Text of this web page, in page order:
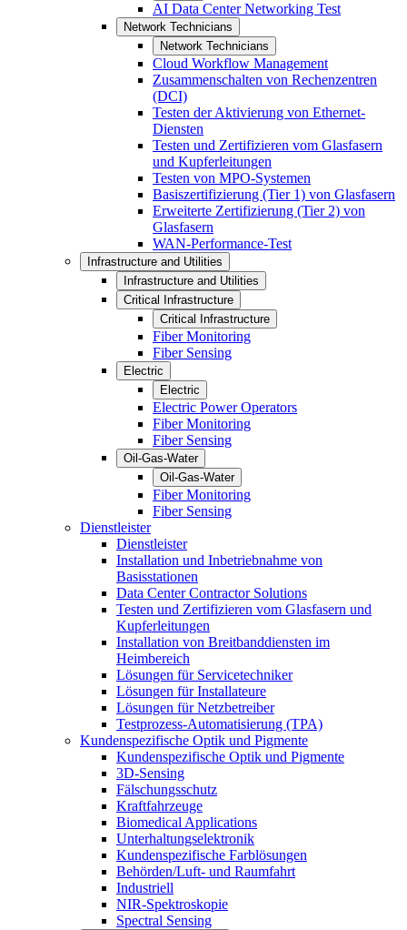
AI Data Center Networking Test
Network Technicians
Network Technicians
Cloud Workflow Management
Zusammenschalten von Rechenzentren
(DCI)
Testen der Aktivierung von Ethernet-
Diensten
Testen und Zertifizieren vom Glasfasern
und Kupferleitungen
Testen von MPO-Systemen
Basiszertifizierung (Tier 1) von Glasfasern
Erweiterte Zertifizierung (Tier 2) von
Glasfasern
WAN-Performance-Test
Infrastructure and Utilities
Infrastructure and Utilities
Critical Infrastructure
Critical Infrastructure
Fiber Monitoring
Fiber Sensing
Electric
Electric
Electric Power Operators
Fiber Monitoring
Fiber Sensing
Oil-Gas-Water
Oil-Gas-Water
Fiber Monitoring
Fiber Sensing
Dienstleister
Dienstleister
Installation und Inbetriebnahme von
Basisstationen
Data Center Contractor Solutions
Testen und Zertifizieren vom Glasfasern und
Kupferleitungen
Installation von Breitbanddiensten im
Heimbereich
Lösungen für Servicetechniker
Lösungen für Installateure
Lösungen für Netzbetreiber
Testprozess-Automatisierung (TPA)
Kundenspezifische Optik und Pigmente
Kundenspezifische Optik und Pigmente
3D-Sensing
Fälschungsschutz
Kraftfahrzeuge
Biomedical Applications
Unterhaltungselektronik
Kundenspezifische Farblösungen
Behörden/Luft- und Raumfahrt
Industriell
NIR-Spektroskopie
Spectral Sensing